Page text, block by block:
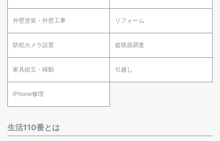
外壁塗装・外壁工事 リフォーム
防犯カメラ設置 盗聴器調査
家具組立・移動 引越し
iPhone修理
生活110番とは